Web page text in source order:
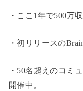
・ここ1年で500万
・初リリースの
・50名超えのコミ
開催中。